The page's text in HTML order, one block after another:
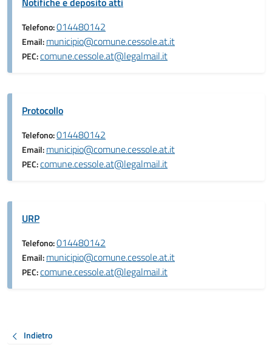
Telefono:014480142
Email:municipio@comune.cessole.at.it
PEC:comune.cessole.at@legalmail.it
Protocollo
Telefono:014480142
Email:municipio@comune.cessole.at.it
PEC:comune.cessole.at@legalmail.it
URP
Telefono:014480142
Email:municipio@comune.cessole.at.it
PEC:comune.cessole.at@legalmail.it
Indietro